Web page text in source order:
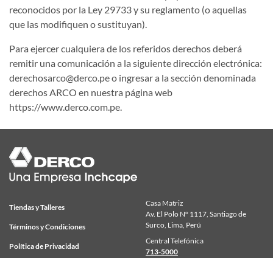
reconocidos por la Ley 29733 y su reglamento (o aquellas
que las modifiquen o sustituyan).
Para ejercer cualquiera de los referidos derechos deberá
remitir una comunicación a la siguiente dirección electrónica:
derechosarco@derco.peo ingresar a la sección denominada
derechos ARCO en nuestra página web
https://www.derco.com.pe.
Tiendas y Talleres
Términos y Condiciones
Política de Privacidad
Casa Matriz
Av. El Polo N° 1117, Santiago de
Surco, Lima, Perú
Central Telefónica
713-5000